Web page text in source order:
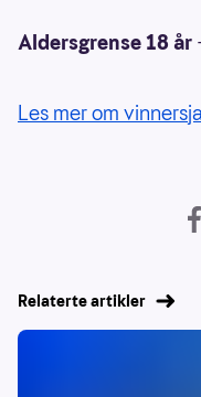
Aldersgrense 18 år
Les mer om
Relaterte artikler